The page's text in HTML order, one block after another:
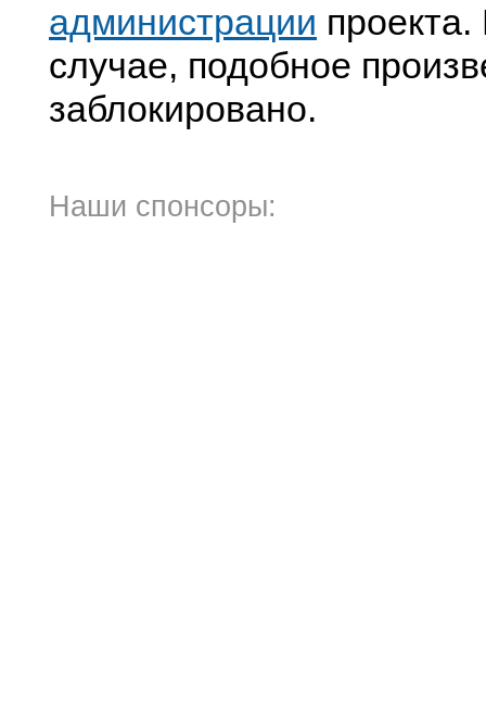
администрации
случае, подобное
заблокировано.
Наши спонсоры: